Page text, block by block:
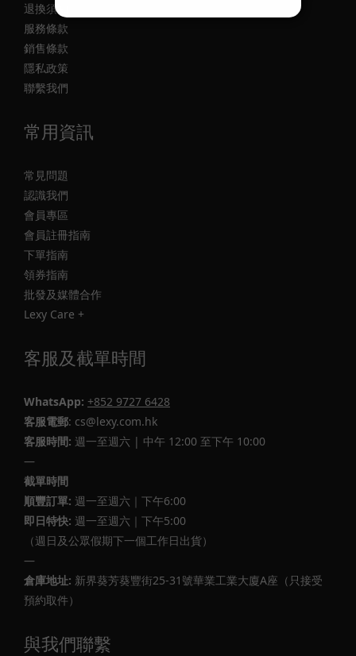
退換須知
服務條款
銷售條款
隱私政策
聯繫我們
常用資訊
常見問題
認識我們
會員專區
會員註冊指南
下單指南
領券指南
批發及媒體合作
Lexy Care +
客服及截單時間
WhatsApp: +852 9727 6428
客服電郵: cs@lexy.com.hk
客服時間: 週一至週六 | 中午 12:00 至下午 10:00
—
截單時間
順豐訂單: 週一至週六｜下午6:00
即日特快: 週一至週六｜下午5:00
（週日及公眾假期下一個工作日出貨）
—
倉庫地址: 新界葵芳葵豐街25-31號華業工業大廈A座（只接受
預約取件）
與我們聯繫